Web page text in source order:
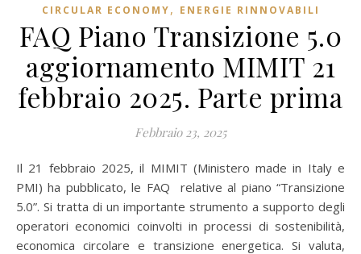
CIRCULAR ECONOMY, ENERGIE RINNOVABILI
FAQ Piano Transizione 5.0
aggiornamento MIMIT 21
febbraio 2025. Parte prima
Febbraio 23, 2025
Il 21 febbraio 2025, il MIMIT (Ministero made in Italy e
PMI) ha pubblicato, le FAQ relative al piano “Transizione
5.0”. Si tratta di un importante strumento a supporto degli
operatori economici coinvolti in processi di sostenibilità,
economica circolare e transizione energetica. Si valuta,